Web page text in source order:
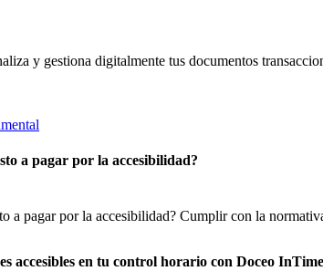
y gestiona digitalmente tus documentos
a pagar por la accesibilidad?
a pagar por la accesibilidad? Cumplir con la
accesibles en tu control horario con Doceo InTime